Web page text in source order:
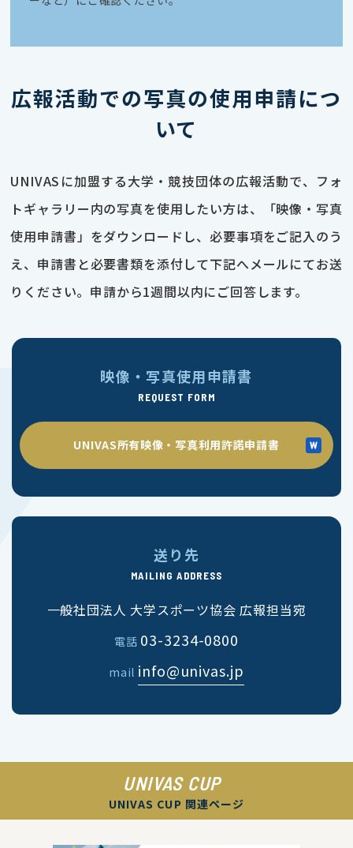
広報活動での写真の使用申請につ
いて
UNIVASに加盟する大学・競技団体の広報活動で、フォ
トギャラリー内の写真を使用したい方は、「映像・写真
使用申請書」をダウンロードし、必要事項をご記入のう
え、申請書と必要書類を添付して下記へメールにてお送
りください。申請から1週間以内にご回答します。
映像・写真使用申請書
REQUEST FORM
UNIVAS所有映像・写真利用許諾申請書
送り先
MAILING ADDRESS
一般社団法人 大学スポーツ協会 広報担当宛
電話 03-3234-0800
mail info@univas.jp
UNIVAS CUP
UNIVAS CUP 関連ページ